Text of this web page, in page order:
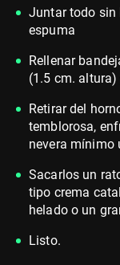
Juntar todo sin
espuma
Rellenar
(1.5 cm.
Retirar del
temblorosa,
nevera mínimo
Sacarlos un
tipo crema
helado o un
Listo.